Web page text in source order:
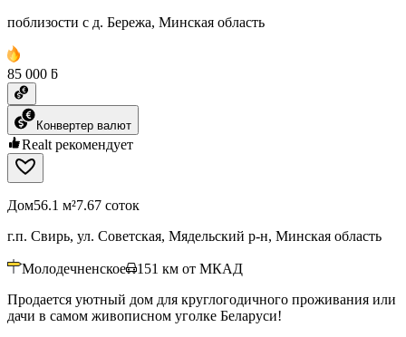
поблизости с д. Бережа, Минская область
85 000 ƃ
Конвертер валют
Realt рекомендует
Дом56.1 м²7.67 соток
г.п. Свирь, ул. Советская, Мядельский р-н, Минская область
Молодечненское 151 км от МКАД
Продается уютный дом для круглогодичного проживания или
дачи в самом живописном уголке Беларуси!